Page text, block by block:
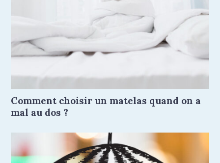
Comment choisir un matelas quand on a
mal au dos ?